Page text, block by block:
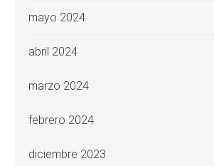
mayo 2024
abril 2024
marzo 2024
febrero 2024
diciembre 2023